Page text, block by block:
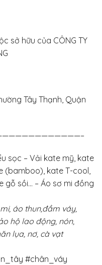
sở hữu của CÔNG TY
Tây Thạnh, Quận
sọc – Vải kate mỹ, kate
(bamboo), kate T-cool,
gỗ sồi… – Áo sơ mi đồng
áo thun,đầm váy,
hộ lao động, nón,
lụa, nơ, cà vạt
#chân_váy